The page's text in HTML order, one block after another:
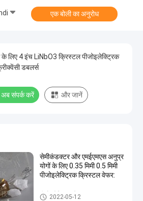
एक बोली का अनुरोध
लिए 4 इंच LiNbO3 क्रिस्टल पीजोइलेक्ट्रिक
डबलर्स
अब संपर्क करें और जानें
सेमीकंडक्टर और एमईएमएस अनुप्र
योगों के लिए 0.35 मिमी 0.5 मिमी
पीजोइलेक्ट्रिक क्रिस्टल वेफर:
पीजोइलेक्ट्रिक वेफर
2022-05-12